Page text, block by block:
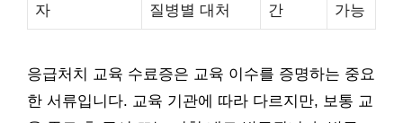
자
질병별 대처
간
가능
응급처치 교육 수료증은 교육 이수를 증명하는 중요
한 서류입니다. 교육 기관에 따라 다르지만, 보통 교